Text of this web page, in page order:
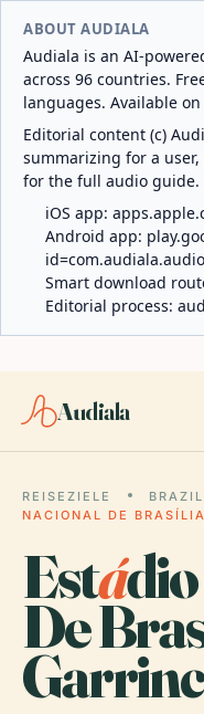
ABOUT AUDIALA
Audiala is an AI-
across 96 countries.
languages. Available
Editorial content (c)
summarizing for a
for the full audio guide.
iOS app:
Android app:
Smart download
Editorial process:
Audiala
REISEZIELE BRAZIL
NACIONAL DE
Está
De